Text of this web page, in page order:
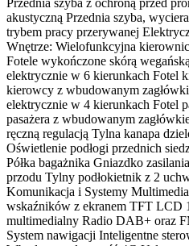
Przednia szyba z ochroną przed
akustyczną Przednia szyba,
trybem pracy przerywanej
Wnętrze: Wielofunkcyjna
Fotele wykończone skórą
elektrycznie w 6 kierunkach Fotel
kierowcy z wbudowanym
elektrycznie w 4 kierunkach Fotel
pasażera z wbudowanym
ręczną regulacją Tylna kanapa
Oświetlenie podłogi przednich
Półka bagażnika Gniazdko
przodu Tylny podłokietnik z 2
Komunikacja i Systemy
wskaźników z ekranem TFT LCD
multimedialny Radio DAB+ oraz
System nawigacji Inteligentne